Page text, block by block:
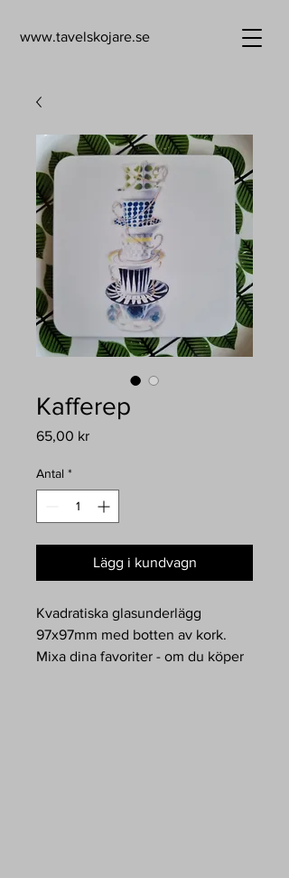
www.tavelskojare.se
Kafferep
65,00 krPris
Antal *
Lägg i kundvagn
Kvadratiska glasunderlägg
97x97mm med botten av kork.
Mixa dina favoriter - om du köper